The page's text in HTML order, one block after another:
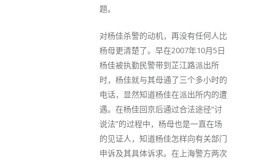
题。
对杨佳杀警的动机，再没有任何人比
杨母更清楚了。早在2007年10月5日
杨佳被执勤民警带到芷江路派出所
时，杨佳就与其母通了三个多小时的
电话，显然知道杨佳在派出所内的遭
遇。在杨佳回京后通过合法途径“讨
说法”的过程中，杨母也是一直在场
的见证人，知道杨佳怎样向有关部门
申诉及其具体诉求。在上海警方两次